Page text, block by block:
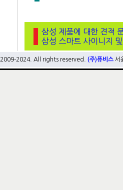
삼성 제품에 대한 견적
삼성 스마트 사이니지
2009-2024. All rights reserved. (주)퓨비스 서